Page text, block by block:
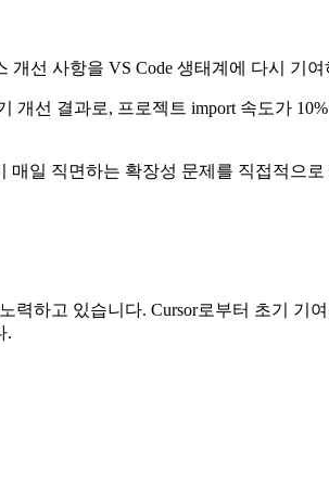
개선 사항을 VS Code 생태계에 다시 기
선 결과로, 프로젝트 import 속도가
일 직면하는 확장성 문제를 직접적으
력하고 있습니다. Cursor로부터 초기 기
.